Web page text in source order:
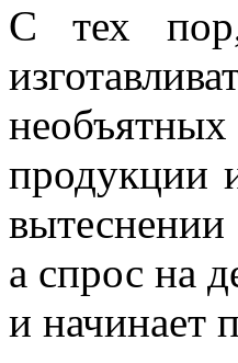
С тех пор,
продукции
а спрос на
и начинает